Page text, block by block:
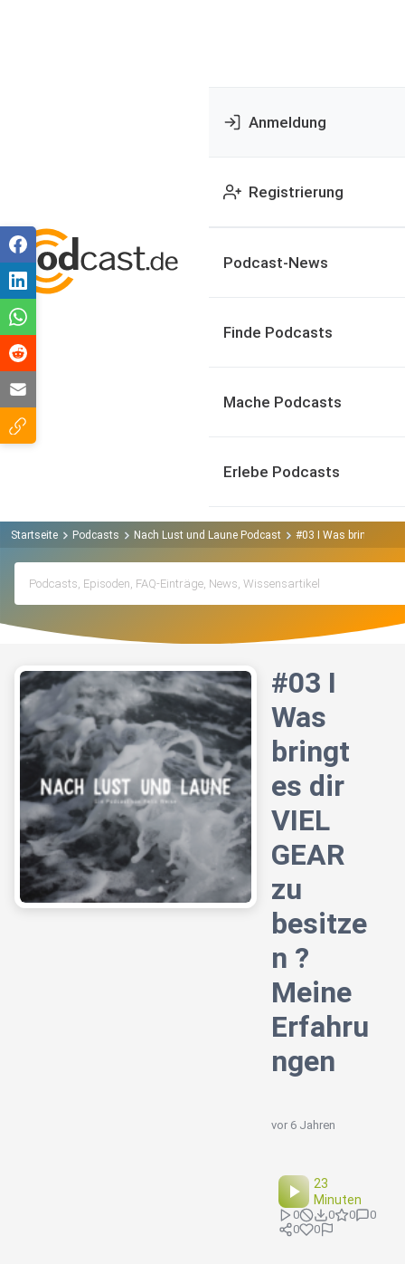
Anmeldung
Registrierung
Podcast-News
Finde Podcasts
Mache Podcasts
Erlebe Podcasts
Startseite Podcasts Nach Lust und Laune Podcast #03 I Was bringt es
#03 I
Was
bringt
es dir
VIEL
GEAR
zu
besitze
n ?
Meine
Erfahru
ngen
vor 6 Jahren
23
Minuten
0 0 0
0
0
0